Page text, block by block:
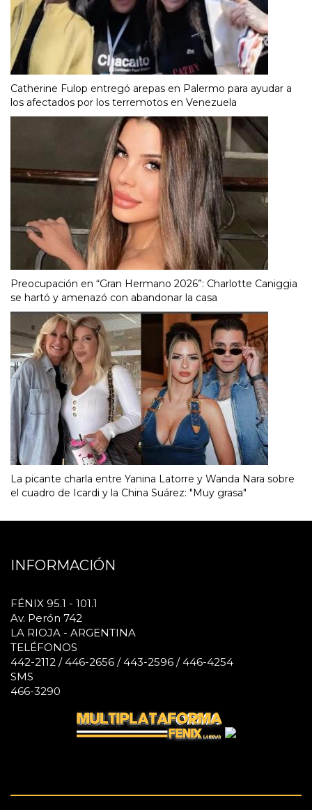
Catherine Fulop entregó arepas en Palermo para ayudar a
los afectados por los terremotos en Venezuela
Preocupación en “Gran Hermano 2026”: Charlotte Caniggia
se hartó y amenazó con abandonar la casa
La picante charla entre Yanina Latorre y Wanda Nara sobre
el cuadro de Icardi y la China Suárez: "Muy grasa"
INFORMACIÓN
FÉNIX 95.1 - 101.1
Av. Perón 742
LA RIOJA - ARGENTINA
TELÉFONOS
442-2112 / 446-2656 / 443-2596 / 446-4254
SMS
466-3290